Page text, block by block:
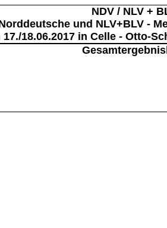
NDV / NLV +
und NLV+BLV -
17./18.06.2017 in Celle - Otto-